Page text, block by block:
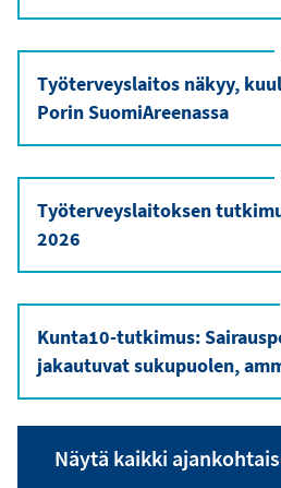
Työterveyslaitos näkyy,
Porin SuomiAreenassa
Työterveyslaitoksen
2026
Kunta10-tutkimus:
jakautuvat sukupuolen,
Näytä kaikki